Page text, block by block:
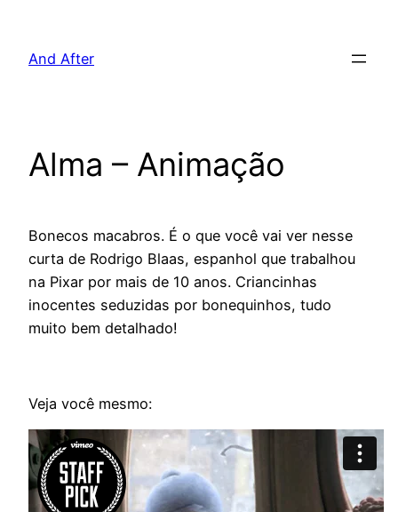
And After
Alma – Animação
Bonecos macabros. É o que você vai ver nesse
curta de Rodrigo Blaas, espanhol que trabalhou
na Pixar por mais de 10 anos. Criancinhas
inocentes seduzidas por bonequinhos, tudo
muito bem detalhado!
Veja você mesmo: